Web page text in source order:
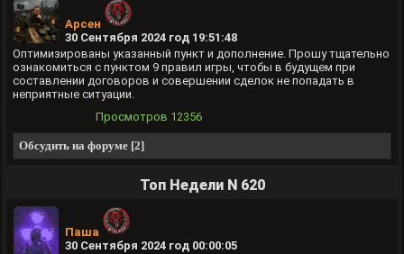
Арсен
30 Сентября 2024 год 19:51:48
Оптимизированы указанный пункт и дополнение. Прошу тщательно
ознакомиться с пунктом 9 правил игры, чтобы в будущем при
составлении договоров и совершении сделок не попадать в
неприятные ситуации.
Просмотров 12356
Обсудить на форуме [2]
Топ Недели N 620
Паша
30 Сентября 2024 год 00:00:05